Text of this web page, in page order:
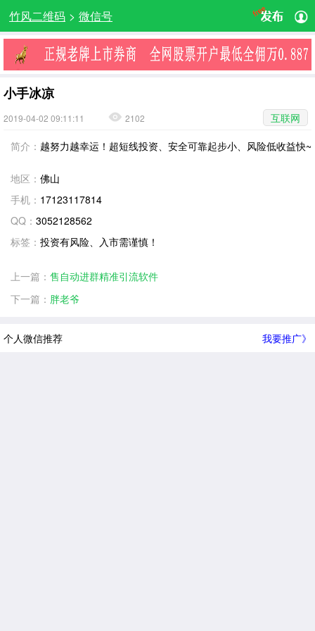
竹风二维码 > 微信号
小手冰凉
2019-04-02 09:11:11 2102
互联网
简介： 越努力越幸运！超短线投资、安全可靠起步小、风险低收益快~
地区： 佛山
手机： 17123117814
QQ： 3052128562
标签： 投资有风险、入市需谨慎！
上一篇： 售自动进群精准引流软件
下一篇： 胖老爷
个人微信推荐 我要推广》